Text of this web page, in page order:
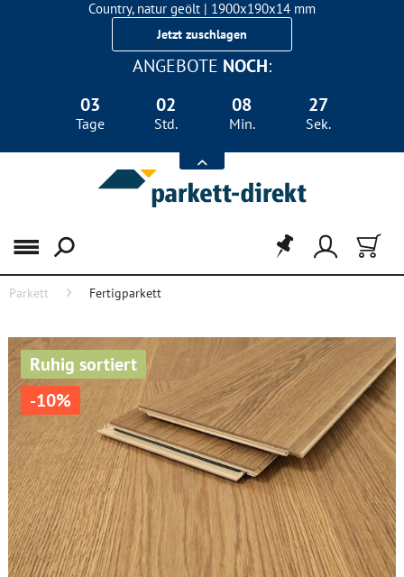
Country, natur geölt | 1900x190x14 mm
Landhausdiele Eiche für nur 29,90 €/m²
Jetzt zuschlagen
ANGEBOTE NOCH:
03
Tage
02
Std.
08
Min.
27
Sek.
Menü
Parkett Fertigparkett
Ruhig sortiert
-10%